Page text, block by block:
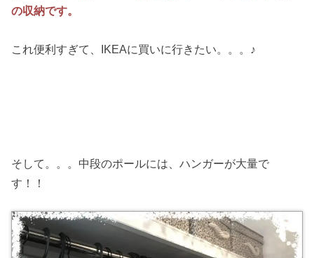
の収納です。
これ便利すぎて、IKEAに買いに行きたい。。。♪
そして。。。中段のポールには、ハンガーが大量で
す！！